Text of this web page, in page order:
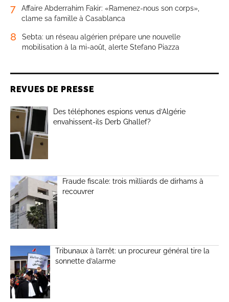
7
Affaire Abderrahim Fakir: «Ramenez-nous son corps»,
clame sa famille à Casablanca
8
Sebta: un réseau algérien prépare une nouvelle
mobilisation à la mi-août, alerte Stefano Piazza
REVUES DE PRESSE
Des téléphones espions venus d’Algérie
envahissent-ils Derb Ghallef?
Fraude fiscale: trois milliards de dirhams à
recouvrer
Tribunaux à l’arrêt: un procureur général tire la
sonnette d’alarme